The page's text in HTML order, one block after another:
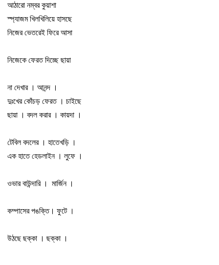
আঠারো নম্বর কুয়াশা
স্প্যাজম খিলখিলিয়ে হাসছে
নিজের ভেতরেই ফিরে আসা
নিজেকে ফেরত দিচ্ছে ছায়া
না দেখার । আনন্দ ।
দুঃখের কোঁচড় ফেরত । চাইছে
ছায়া । বদল করার । কায়দা ।
টেবিল বদলের । হাতেখড়ি ।
এক হাতে হেডলাইন । লুফে ।
ওভার বাউন্দারি । মার্জিন ।
কম্পাসের পঙক্তি। ফুটে ।
উঠছে ছক্কা । ছক্কা ।